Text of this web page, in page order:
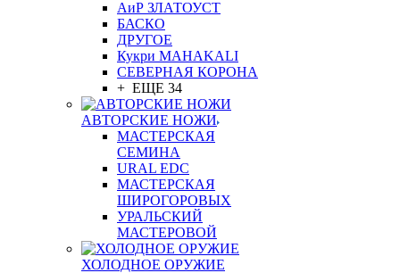
АиР ЗЛАТОУСТ
БАСКО
ДРУГОЕ
Кукри MAHAKALI
СЕВЕРНАЯ КОРОНА
+ ЕЩЕ 34
АВТОРСКИЕ НОЖИ
МАСТЕРСКАЯ
СЕМИНА
URAL EDC
МАСТЕРСКАЯ
ШИРОГОРОВЫХ
УРАЛЬСКИЙ
МАСТЕРОВОЙ
ХОЛОДНОЕ ОРУЖИЕ